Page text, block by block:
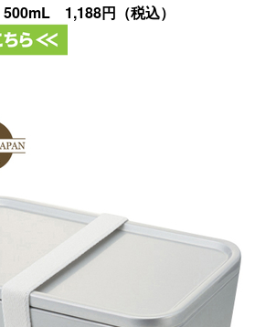
500mL 1,188円（税込）